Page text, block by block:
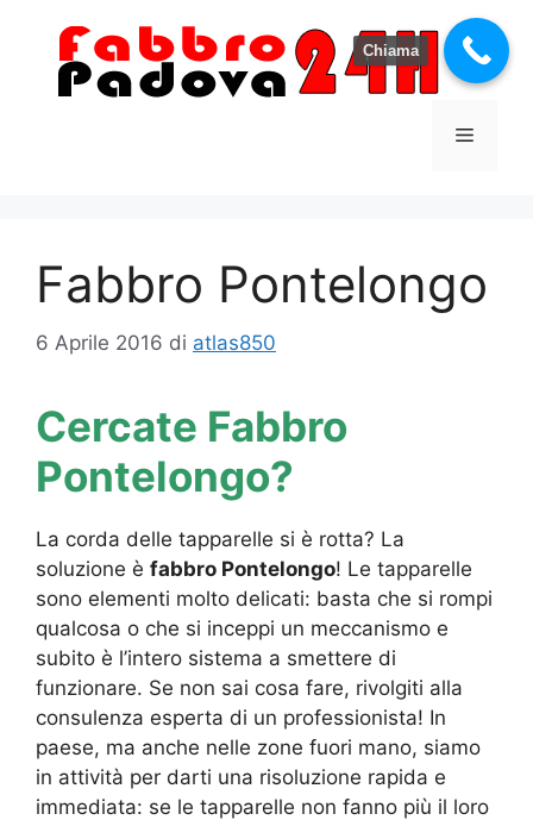
contenuto
Menu
Fabbro Pontelongo
6 Aprile 2016 di atlas850
Cercate Fabbro
Pontelongo?
La corda delle tapparelle si è rotta? La
soluzione è fabbro Pontelongo! Le tapparelle
sono elementi molto delicati: basta che si rompi
qualcosa o che si inceppi un meccanismo e
subito è l’intero sistema a smettere di
funzionare. Se non sai cosa fare, rivolgiti alla
consulenza esperta di un professionista! In
paese, ma anche nelle zone fuori mano, siamo
in attività per darti una risoluzione rapida e
immediata: se le tapparelle non fanno più il loro
Chiama